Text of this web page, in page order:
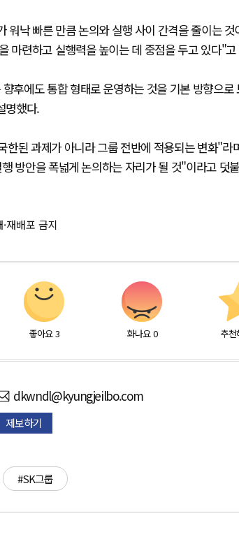
워낙 빠른 만큼 논의와 실행 사이 간격을 줄이는
마련하고 실행력을 높이는 데 중점을 두고 있다"
후에도 통합 형태로 운영하는 것을 기본 방향으
명했다.
한된 과제가 아니라 그룹 전반에 적용되는 변화"
방안을 폭넓게 논의하는 자리가 될 것"이라고 덧
배포 금지
좋아요 3 화나요 0 추천
dkwndl@kyungjeilbo.com
제보하기
#SK그룹